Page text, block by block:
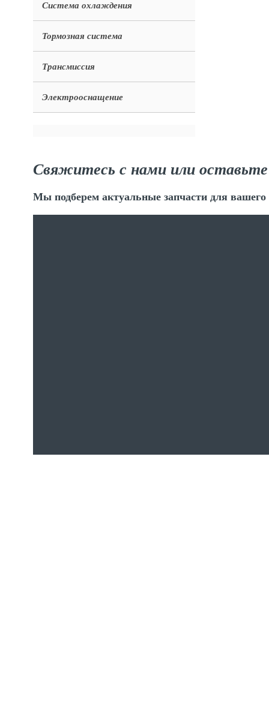
Система охлаждения
Тормозная система
Трансмиссия
Электрооснащение
Свяжитесь с нами или оставьте
Мы подберем актуальные запчасти для вашего